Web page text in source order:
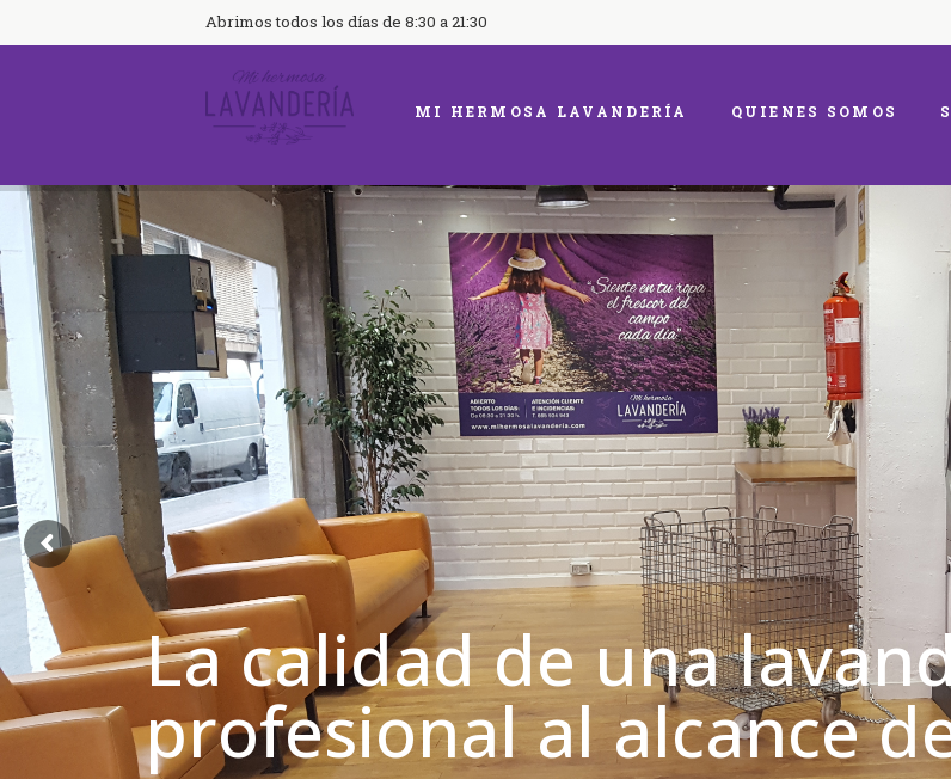
Abrimos todos los días de 8:30 a 21:30
MI HERMOSA LAVANDERÍA QUIENES SOMOS
La calidad de una
profesional al alcance